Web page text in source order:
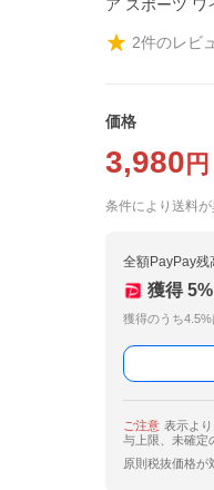
ア スポーツ ワ
2件のレビ
価格
3,980 円
条件により送料が
全額PayPay残
獲得 5%
獲得のうち4.5%
ご注意 表示よ
与上限、未確定
原則税抜価格が